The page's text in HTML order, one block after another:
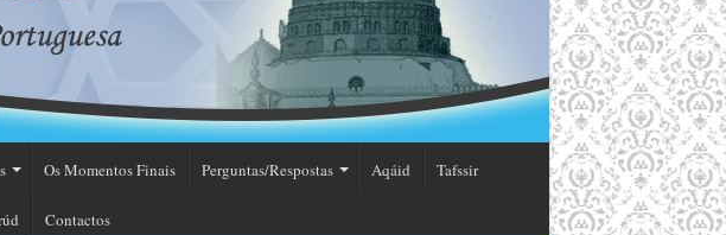
Os Momentos Finais Perguntas/Respostas Aqáid Tafssir
Contactos